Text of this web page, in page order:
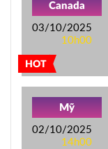
HOT
Canada
03/10/2025
10h00
Mỹ
02/10/2025
14h00